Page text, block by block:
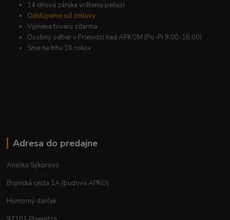
14 dňová záruka vrátenia peňazí
Odstúpenie od zmluvy
Výmena tovaru zdarma
Osobný odber v Prievidzi nad APKOM (Po-Pi 9.00-16.00)
Sme na trhu 16 rokov
Adresa do predajne
Anežka Sýkorová
Bojnická cesta 1A (budova APKO)
Humorný darček